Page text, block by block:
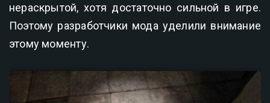
нераскрытой, хотя достаточно сильной в игре.
Поэтому разработчики мода уделили внимание
этому моменту.